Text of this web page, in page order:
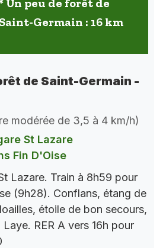
Un peu de forêt de
Saint-Germain : 16 km
de Saint-Germain -
modérée de 3,5 à 4 km/h)
St Lazare
Fin D'Oise
Lazare. Train à 8h59 pour
(9h28). Conflans, étang de
étoile de bon secours,
Laye. RER A vers 16h pour